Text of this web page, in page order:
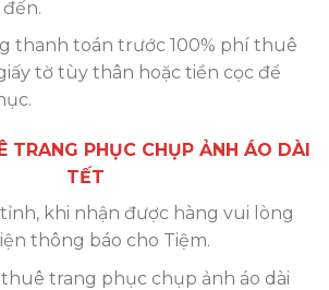
thanh toán trước 100% phí thuê
tờ tùy thân hoặc tiền cọc để
TRANG PHỤC CHỤP ẢNH ÁO DÀI
TẾT
khi nhận được hàng vui lòng
thông báo cho Tiệm.
trang phục chụp ảnh áo dài